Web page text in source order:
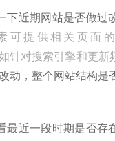
近期网站是否做过改
可提供相关页面
针对搜索引擎和更新
动，整个网站结构是
近一段时期是否存